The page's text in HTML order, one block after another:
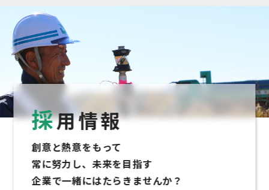
採用情報
創意と熱意をもって
常に努力し、未来を目指す
企業で一緒にはたらきませんか？